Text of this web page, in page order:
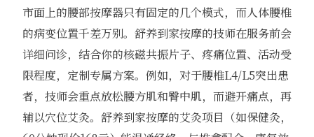
市面上的腰部按摩器只有固定的几个模式，而人体腰椎
的病变位置千差万别。舒养到家按摩的技师在服务前会
详细问诊，结合你的核磁共振片子、疼痛位置、活动受
限程度，定制专属方案。例如，对于腰椎L4/L5突出患
者，技师会重点放松腰方肌和臀中肌，而避开痛点，再
辅以穴位艾灸。舒养到家按摩的艾灸项目（如保健灸，